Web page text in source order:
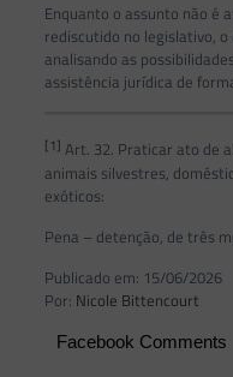
Enquanto o assunto não é
rediscutido no legislativo,
analisando as
assistência jurídica de
[1] Art. 32. Praticar ato de
animais silvestres,
exóticos:
Pena – detenção, de três
Publicado em: 15/06/2026
Por: Nicole Bittencourt
Facebook Comments